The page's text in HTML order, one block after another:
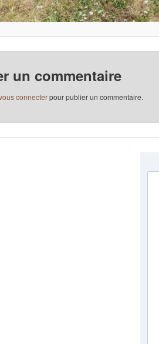
un commentaire
connecterpour publier un commentaire.